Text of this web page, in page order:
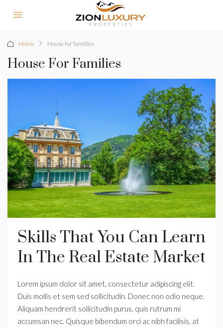
Home House for families
House For Families
Skills That You Can Learn
In The Real Estate Market
Lorem ipsum dolor sit amet, consectetur adipiscing elit.
Duis mollis et sem sed sollicitudin. Donec non odio neque.
Aliquam hendrerit sollicitudin purus, quis rutrum mi
accumsan nec. Quisque bibendum orci ac nibh facilisis, at